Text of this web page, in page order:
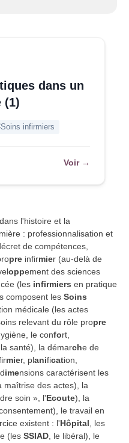
dans un
(1)
infirmiers
Voir →
l'histoire et la
: professionnalisation et
de compétences,
pre infirmier (au-delà de
oppement des sciences
(les infirmiers en pratique
composent les Soins
médicale (les actes
relevant du rôle propre
le confort,
santé), la démarche de
mier, planification,
imensions caractérisent les
maîtrise des actes), la
soin », l'Ecoute), la
le travail en
existent : l'Hôpital , les
(les SSIAD , le libéral), le